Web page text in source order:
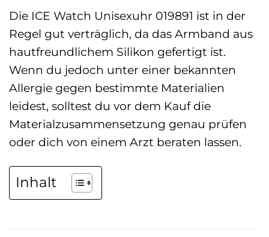
Die ICE Watch Unisexuhr 019891 ist in der
Regel gut verträglich, da das Armband aus
hautfreundlichem Silikon gefertigt ist.
Wenn du jedoch unter einer bekannten
Allergie gegen bestimmte Materialien
leidest, solltest du vor dem Kauf die
Materialzusammensetzung genau prüfen
oder dich von einem Arzt beraten lassen.
Inhalt